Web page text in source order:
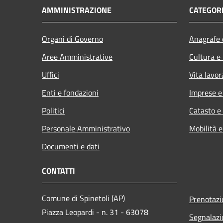
AMMINISTRAZIONE
Organi di Governo
Aree Amministrative
Uffici
Enti e fondazioni
Politici
Personale Amministrativo
Documenti e dati
Cultura
Vita
Imprese
Catasto
Mobilità
CONTATTI
Comune di Spinetoli (AP)
Piazza Leopardi - n. 31 - 63078